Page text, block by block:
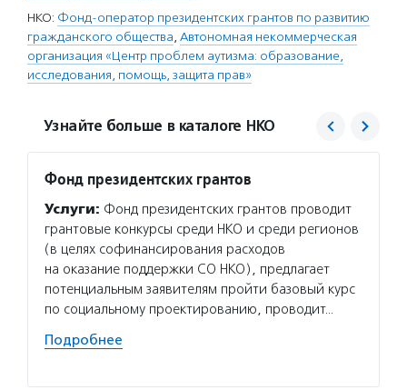
НКО: Фонд-оператор президентских грантов по развитию
гражданского общества, Автономная некоммерческая
организация «Центр проблем аутизма: образование,
исследования, помощь, защита прав»
Узнайте больше в каталоге НКО
Фонд президентских грантов
Услуги: Фонд президентских грантов проводит
грантовые конкурсы среди НКО и среди регионов
(в целях софинансирования расходов
на оказание поддержки СО НКО), предлагает
потенциальным заявителям пройти базовый курс
по социальному проектированию, проводит…
Подробнее